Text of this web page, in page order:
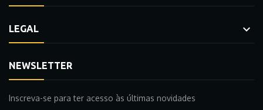
LEGAL 
NEWSLETTER
Inscreva-se para ter acesso às últimas novidades